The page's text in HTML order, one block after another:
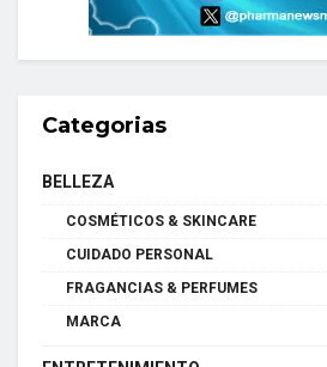
Categorias
BELLEZA
COSMÉTICOS & SKINCARE
CUIDADO PERSONAL
FRAGANCIAS & PERFUMES
MARCA